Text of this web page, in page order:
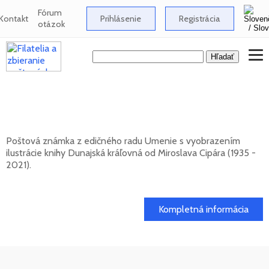
Fórum
otázok Prihlásenie Registrácia
Poštová známka z edičného radu Umenie s vyobrazením
ilustrácie knihy Dunajská kráľovná od Miroslava Cipára (1935 -
2021).
Kompletná informácia